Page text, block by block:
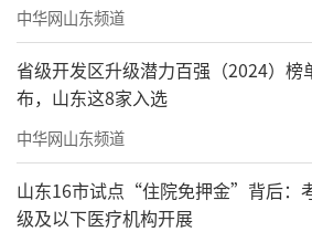
中华网山东频道
省级开发区升级潜力百强（2024）榜
布，山东这8家入选
中华网山东频道
山东16市试点“住院免押金”背后：
级及以下医疗机构开展